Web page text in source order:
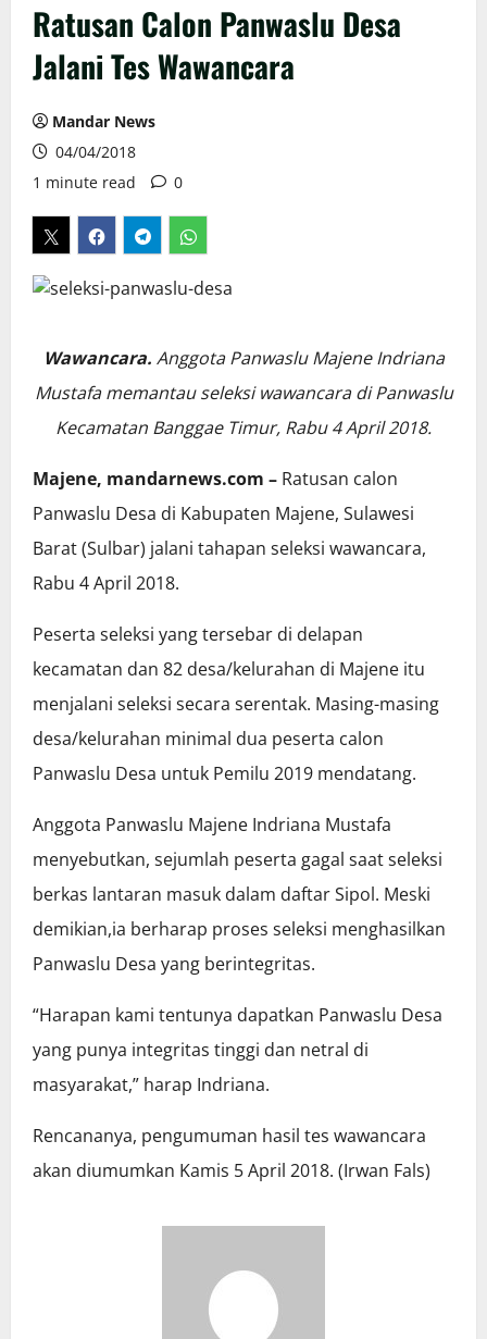
Ratusan Calon Panwaslu Desa
Jalani Tes Wawancara
Mandar News
04/04/2018
1 minute read
0
Wawancara. Anggota Panwaslu Majene Indriana
Mustafa memantau seleksi wawancara di Panwaslu
Kecamatan Banggae Timur, Rabu 4 April 2018.
Majene, mandarnews.com – Ratusan calon
Panwaslu Desa di Kabupaten Majene, Sulawesi
Barat (Sulbar) jalani tahapan seleksi wawancara,
Rabu 4 April 2018.
Peserta seleksi yang tersebar di delapan
kecamatan dan 82 desa/kelurahan di Majene itu
menjalani seleksi secara serentak. Masing-masing
desa/kelurahan minimal dua peserta calon
Panwaslu Desa untuk Pemilu 2019 mendatang.
Anggota Panwaslu Majene Indriana Mustafa
menyebutkan, sejumlah peserta gagal saat seleksi
berkas lantaran masuk dalam daftar Sipol. Meski
demikian,ia berharap proses seleksi menghasilkan
Panwaslu Desa yang berintegritas.
“Harapan kami tentunya dapatkan Panwaslu Desa
yang punya integritas tinggi dan netral di
masyarakat,” harap Indriana.
Rencananya, pengumuman hasil tes wawancara
akan diumumkan Kamis 5 April 2018. (Irwan Fals)